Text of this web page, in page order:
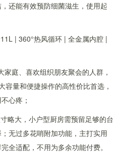
还能有效预防细菌滋生，使用起
| 360°热风循环 | 全金属内腔 |
庭、喜欢组织朋友聚会的人群，
量和便捷操作的高性价比首选，
心疼；
略大，小户型厨房需预留足够的台
无过多花哨附加功能，主打实用
全适配，不用为多余功能付费。